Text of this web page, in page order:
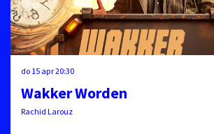
Wakker Worden
Rachid Larouz
do 15 apr20:30